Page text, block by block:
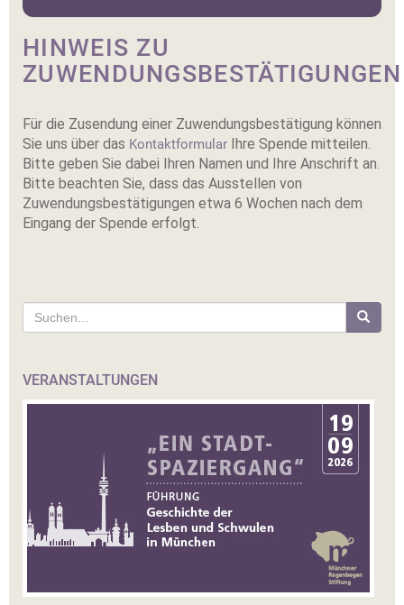
HINWEIS ZU
ZUWENDUNGSBESTÄTIGUNGEN
Für die Zusendung einer Zuwendungsbestätigung können
Sie uns über das Kontaktformular Ihre Spende mitteilen.
Bitte geben Sie dabei Ihren Namen und Ihre Anschrift an.
Bitte beachten Sie, dass das Ausstellen von
Zuwendungsbestätigungen etwa 6 Wochen nach dem
Eingang der Spende erfolgt.
Suche
nach:
VERANSTALTUNGEN